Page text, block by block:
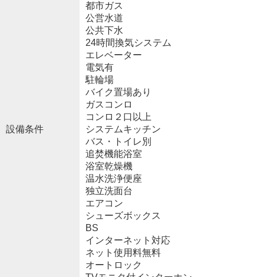
設備条件
都市ガス
公営水道
公共下水
24時間換気システム
エレベーター
電気有
駐輪場
バイク置場あり
ガスコンロ
コンロ２口以上
システムキッチン
バス・トイレ別
追焚機能浴室
浴室乾燥機
温水洗浄便座
独立洗面台
エアコン
シューズボックス
BS
インターネット対応
ネット使用料無料
オートロック